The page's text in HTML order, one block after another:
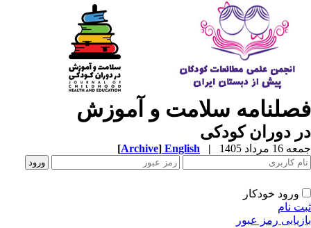
سلامت و آموزش
دوران کودکی
مرداد 1405 |
English
[Archive]
ورود خودکار
نام
رمز عبور